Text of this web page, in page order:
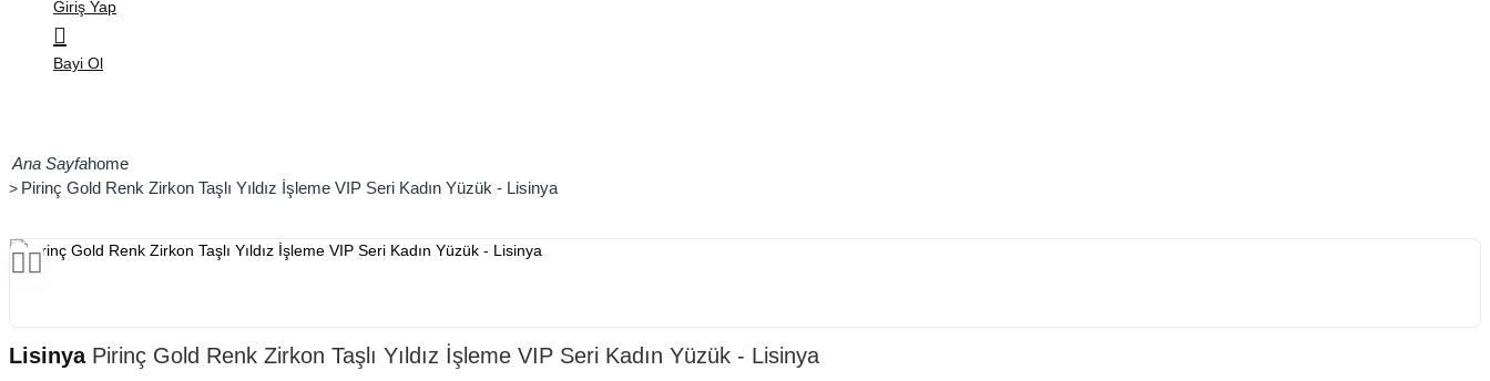
Giriş Yap
Bayi Ol
home
Pirinç Gold Renk Zirkon Taşlı Yıldız İşleme VIP Seri Kadın Yüzük - Lisinya
LisinyaPirinç Gold Renk Zirkon Taşlı Yıldız İşleme VIP Seri Kadın Yüzük - Lisinya